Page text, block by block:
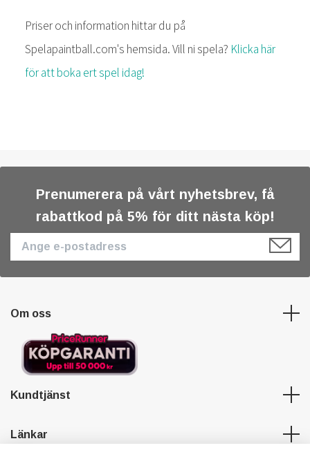
Priser och information hittar du på
Spelapaintball.com's hemsida. Vill ni spela? Klicka här
för att boka ert spel idag!
Prenumerera på vårt nyhetsbrev, få
rabattkod på 5% för ditt nästa köp!
Om oss
Kundtjänst
Länkar